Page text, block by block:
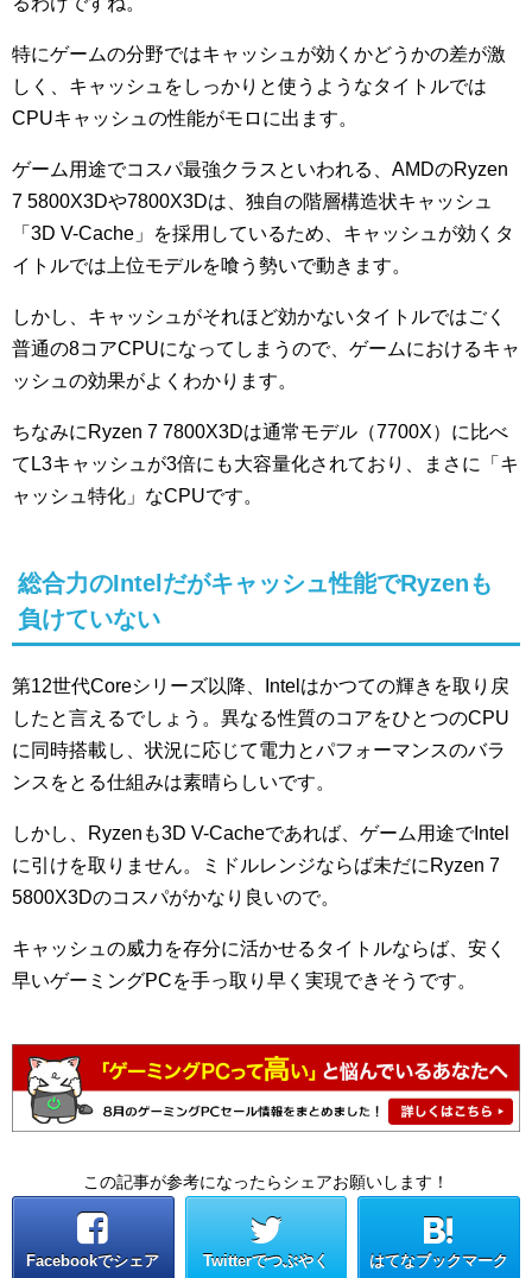
特にゲームの分野ではキャッシュが効くかどうかの差が激
しく、キャッシュをしっかりと使うようなタイトルでは
CPUキャッシュの性能がモロに出ます。
ゲーム用途でコスパ最強クラスといわれる、AMDのRyzen
7 5800X3Dや7800X3Dは、独自の階層構造状キャッシュ
「3D V-Cache」を採用しているため、キャッシュが効くタ
イトルでは上位モデルを喰う勢いで動きます。
しかし、キャッシュがそれほど効かないタイトルではごく
普通の8コアCPUになってしまうので、ゲームにおけるキャ
ッシュの効果がよくわかります。
ちなみにRyzen 7 7800X3Dは通常モデル（7700X）に比べ
てL3キャッシュが3倍にも大容量化されており、まさに「キ
ャッシュ特化」なCPUです。
総合力のIntelだがキャッシュ性能でRyzenも
負けていない
第12世代Coreシリーズ以降、Intelはかつての輝きを取り戻
したと言えるでしょう。異なる性質のコアをひとつのCPU
に同時搭載し、状況に応じて電力とパフォーマンスのバラ
ンスをとる仕組みは素晴らしいです。
しかし、Ryzenも3D V-Cacheであれば、ゲーム用途でIntel
に引けを取りません。ミドルレンジならば未だにRyzen 7
5800X3Dのコスパがかなり良いので。
キャッシュの威力を存分に活かせるタイトルならば、安く
早いゲーミングPCを手っ取り早く実現できそうです。
この記事が参考になったらシェアお願いします！
Facebookでシェア Twitterでつぶやく はてなブックマーク